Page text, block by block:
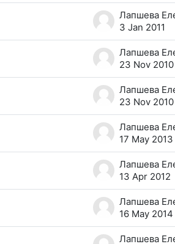
3 Jan 2011
23 Nov 2010
23 Nov 2010
17 May 2013
13 Apr 2012
16 May 2014